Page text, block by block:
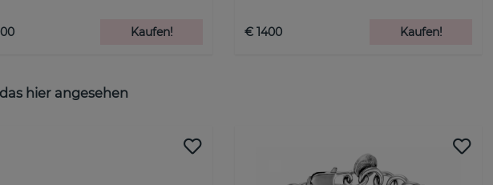
Kaufen! € 1400 Kaufen!
hier angesehen